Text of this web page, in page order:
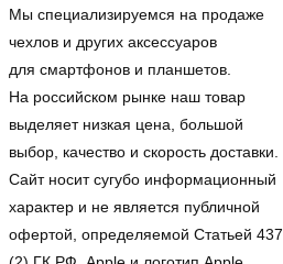
Мы специализируемся на продаже
чехлов и других аксессуаров
для смартфонов и планшетов.
На российском рынке наш товар
выделяет низкая цена, большой
выбор, качество и скорость доставки.
Сайт носит сугубо информационный
характер и не является публичной
офертой, определяемой Статьей 437